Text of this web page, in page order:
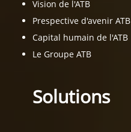
Vision de l'ATB
Prespective d'avenir ATB
Capital humain de l'ATB
Le Groupe ATB
Solutions